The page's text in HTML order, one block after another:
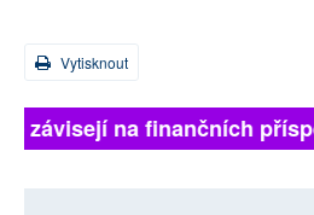
Vytisknout
závisejí na finančních